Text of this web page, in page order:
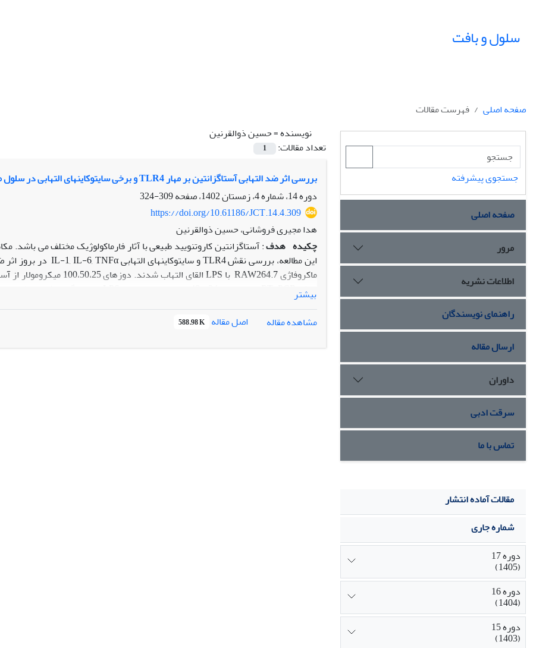
سلول و بافت
صفحه اصلی
فهرست مقالات
نویسنده =حسین ذوالقرنین
تعداد مقالات:
1
بررسی اثر ضد التهابی آستاگزانتین بر مهار TLR4 و برخی سایتوکاین‫های التهابی در سلول ماکروفاژی
دوره 14، شماره 4، زمستان 1402، صفحه
309-324
https://doi.org/10.61186/JCT.14.4.309
هدا مجیری فروشانی، حسین ذوالقرنین
چکیده هدف: آستاگزانتین کاروتنویید طبیعی با آثار فارماکولوژیک مختلف می
این مطالعه، بررسی نقش TLR4 و سایتوکاین‫های التهابی IL-1, IL-6, TNFα در بروز اثر ضد التهابی آستاگزانتین در ماکروفاژها می‫باشد.
از آزمون‫های آماری و تست ANOVA یک طرفه برای آنالیز داده‫ها استفاده شد.
نتیجه گیری :
بیشتر
مشاهده مقاله
اصل مقاله 588.98 K
جستجوی پیشرفته
صفحه اصلی
مرور
اطلاعات نشریه
راهنمای نویسندگان
ارسال مقاله
داوران
سرقت ادبی
تماس با ما
مقالات آماده انتشار
شماره جاری
دوره 17
(1405)
دوره 16
(1404)
دوره 15
(1403)